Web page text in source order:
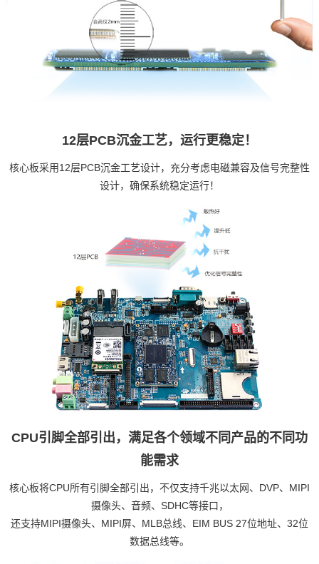
12层PCB沉金工艺，运行更稳定！
核心板采用12层PCB沉金工艺设计，充分考虑电磁兼容及信号完整性
设计，确保系统稳定运行！
CPU引脚全部引出，满足各个领域不同产品的不同功
能需求
核心板将CPU所有引脚全部引出，不仅支持千兆以太网、DVP、MIPI
摄像头、音频、SDHC等接口，
还支持MIPI摄像头、MIPI屏、MLB总线、EIM BUS 27位地址、32位
数据总线等。